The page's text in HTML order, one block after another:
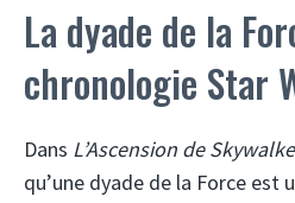
La dyade de la
chronologie Star
Dans L’Ascension de
qu’une dyade de la Force est